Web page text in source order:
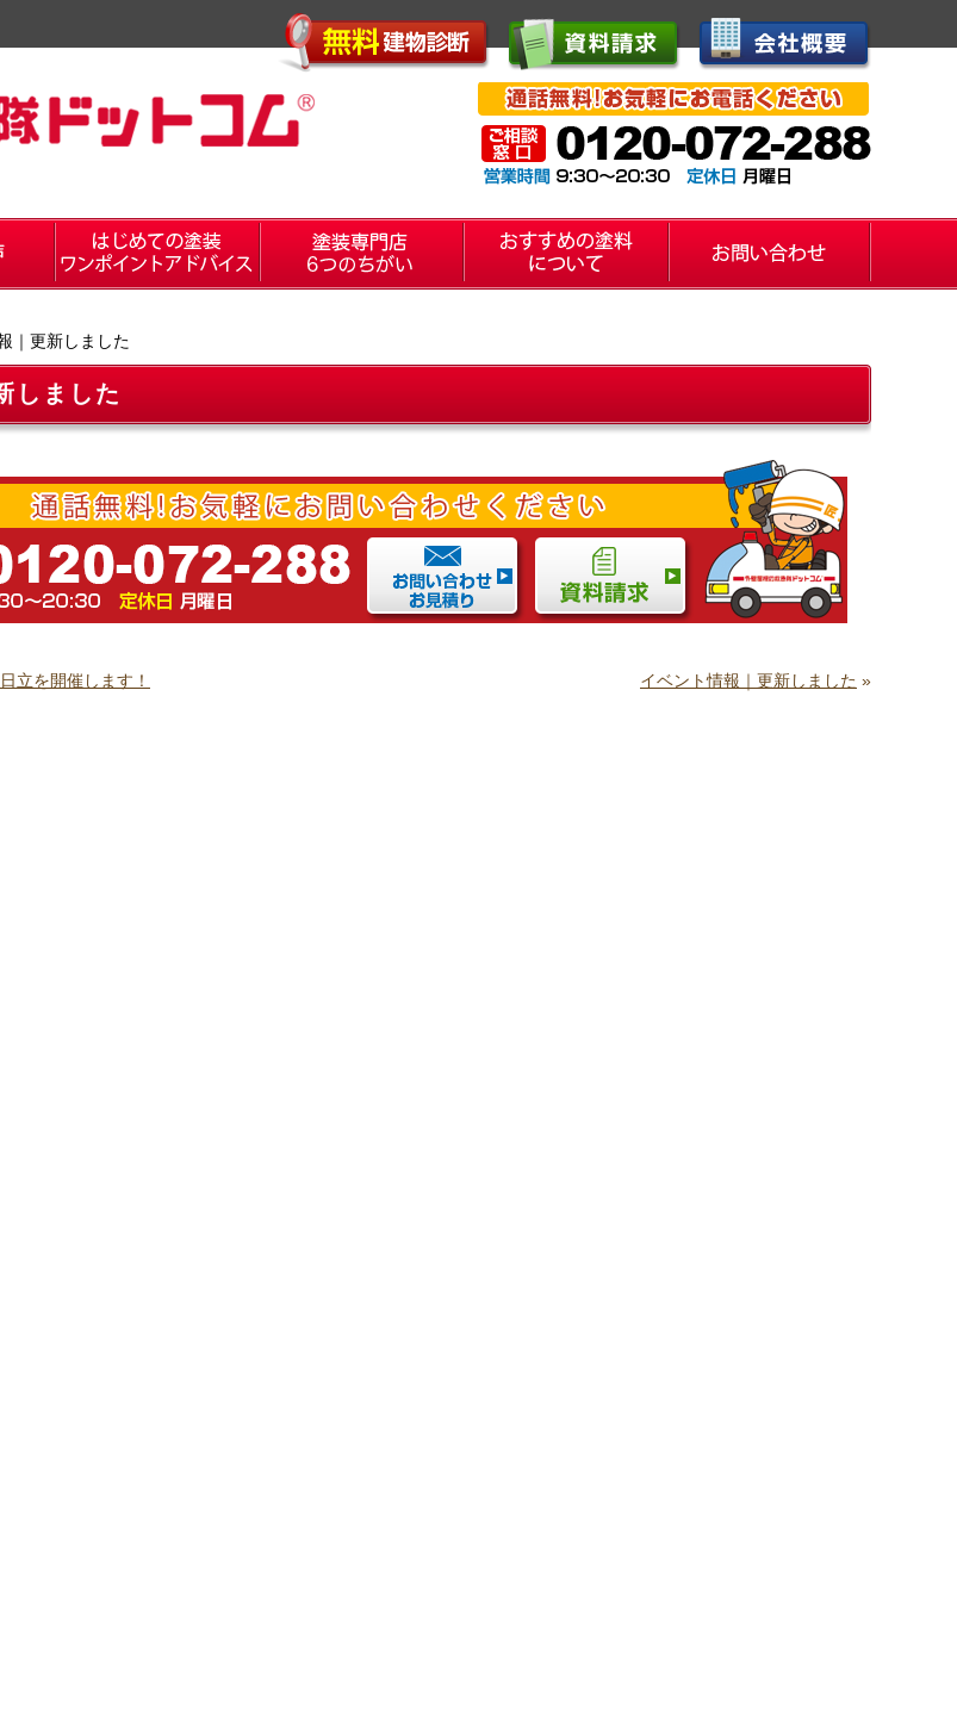
｜更新しました
しました
立を開催します！ イベント情報｜更新しました »